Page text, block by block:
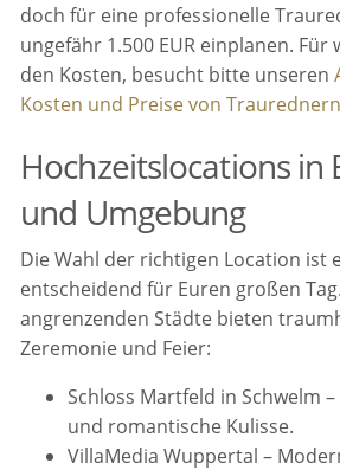
doch für eine professionelle
ungefähr 1.500 EUR einplanen. Für
den Kosten, besucht bitte unseren
Kosten und Preise von Traurednern
Hochzeitslocations in
und Umgebung
Die Wahl der richtigen Location ist
entscheidend für Euren großen
angrenzenden Städte bieten
Zeremonie und Feier:
Schloss Martfeld in Schwelm
und romantische Kulisse.
VillaMedia Wuppertal –